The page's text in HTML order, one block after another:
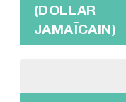
(DOLLAR
JAMAÏCAIN)